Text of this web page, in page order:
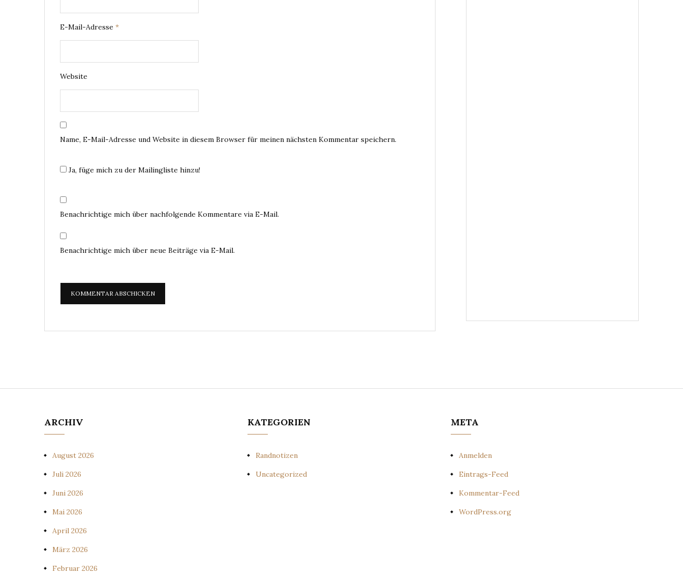
E-Mail-Adresse *
Website
Name, E-Mail-Adresse und Website in diesem Browser für meinen nächsten Kommentar speichern.
Ja, füge mich zu der Mailingliste hinzu!
Benachrichtige mich über nachfolgende Kommentare via E-Mail.
Benachrichtige mich über neue Beiträge via E-Mail.
ARCHIV
August 2026
Juli 2026
Juni 2026
Mai 2026
April 2026
März 2026
Februar 2026
KATEGORIEN
Randnotizen
Uncategorized
META
Anmelden
Eintrags-Feed
Kommentar-Feed
WordPress.org